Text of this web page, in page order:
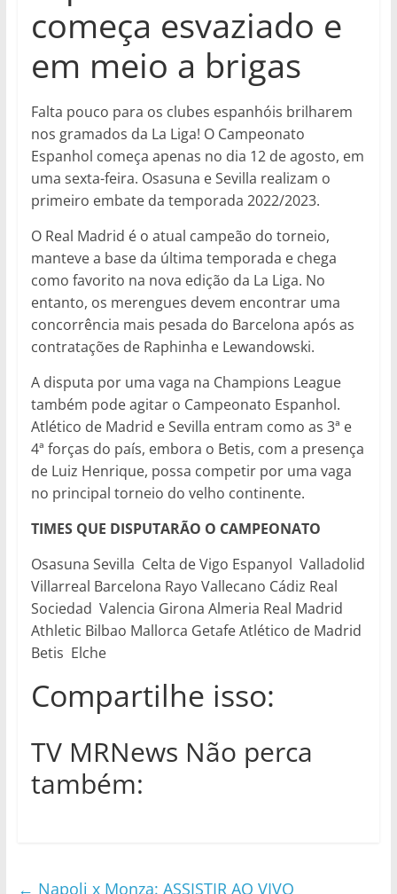
começa esvaziado e
em meio a brigas
Falta pouco para os clubes espanhóis brilharem
nos gramados da La Liga! O Campeonato
Espanhol começa apenas no dia 12 de agosto, em
uma sexta-feira. Osasuna e Sevilla realizam o
primeiro embate da temporada 2022/2023.
O Real Madrid é o atual campeão do torneio,
manteve a base da última temporada e chega
como favorito na nova edição da La Liga. No
entanto, os merengues devem encontrar uma
concorrência mais pesada do Barcelona após as
contratações de Raphinha e Lewandowski.
A disputa por uma vaga na Champions League
também pode agitar o Campeonato Espanhol.
Atlético de Madrid e Sevilla entram como as 3ª e
4ª forças do país, embora o Betis, com a presença
de Luiz Henrique, possa competir por uma vaga
no principal torneio do velho continente.
TIMES QUE DISPUTARÃO O CAMPEONATO
Osasuna Sevilla Celta de Vigo Espanyol ​Valladolid
Villarreal Barcelona Rayo Vallecano ​Cádiz Real
Sociedad Valencia Girona Almeria Real Madrid
Athletic Bilbao Mallorca Getafe Atlético de Madrid
Betis Elche
Compartilhe isso:
TV MRNews Não perca
também:
← Napoli x Monza: ASSISTIR AO VIVO